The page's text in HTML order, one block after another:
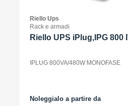
Riello Ups
Rack e armadi
Riello UPS iPlug,IPG 800
IPLUG 800VA/480W MONOFASE
Noleggialo a partire da